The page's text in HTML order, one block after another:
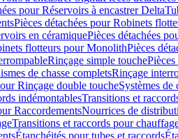
pour Réservoirs à encastrer Delta
Pièces détachées pour Robinets
en céramiquePièces détachées
flotteurs pour MonolithPièces
Rinçage simple touche
de chasse completsRinçage
Rinçage double toucheSystèmes
indémontablesTransitions et
RaccordementsNourrices de
Transitions et raccords pour
Étanchéités pour tubes et raccords